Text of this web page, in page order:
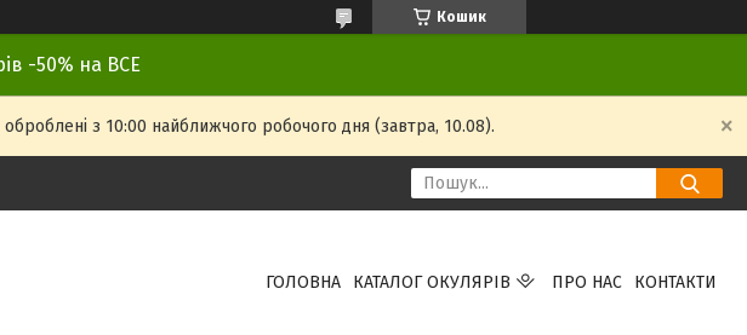
Кошик
-50% на ВСЕ
з 10:00 найближчого робочого дня (завтра, 10.08).
ГОЛОВНА КАТАЛОГ ОКУЛЯРІВ ПРО НАС КОНТАКТИ